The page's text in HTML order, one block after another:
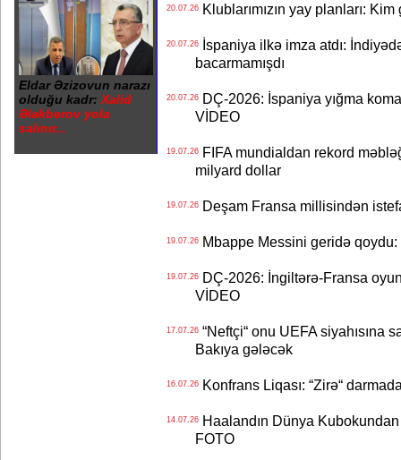
Eldar Əzizovun narazı
olduğu kadr: Xalid
Ələkbərov yola
salınır...
20.07.26Klublarımızın yay planları:
20.07.26İspaniya ilkə imza atdı:
bacarmamışdı
20.07.26DÇ-2026: İspaniya yığma
VİDEO
19.07.26FIFA mundialdan rekord
milyard dollar
19.07.26Deşam Fransa millisindən
19.07.26Mbappe Messini geridə qoydu:
19.07.26DÇ-2026: İngiltərə-Fransa
VİDEO
17.07.26“Neftçi“ onu UEFA siyahısına
Bakıya gələcək
16.07.26Konfrans Liqası: “Zirə“
14.07.26Haalandın Dünya Kubokundan
FOTO